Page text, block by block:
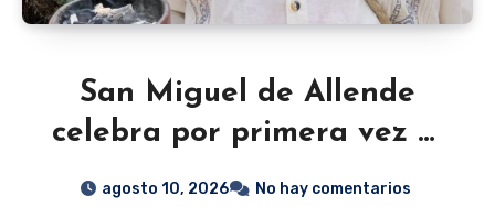
San Miguel de Allende
celebra por primera vez el
agosto 10, 2026 No hay comentarios